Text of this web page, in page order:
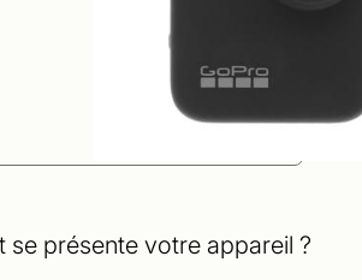
se présente votre appareil ?